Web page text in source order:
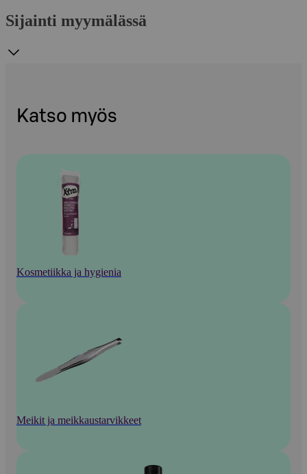
Sijainti myymälässä
Katso myös
Kosmetiikka ja hygienia
Meikit ja meikkaustarvikkeet